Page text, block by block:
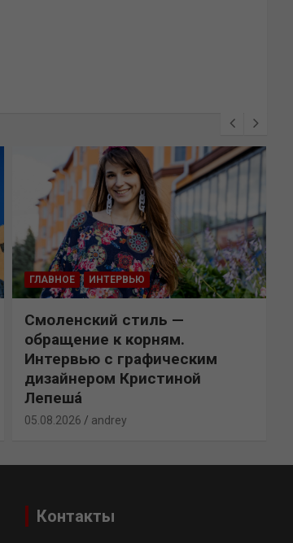
ГЛАВНОЕ ИНТЕРВЬЮ
Смоленский стиль —
обращение к корням.
Интервью с графическим
дизайнером Кристиной
Лепешá
05.08.2026 andrey
Контакты